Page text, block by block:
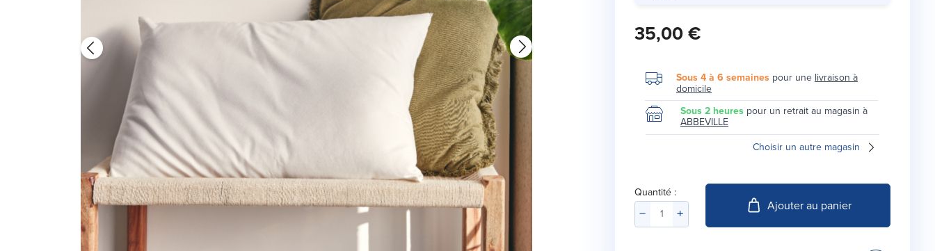
35,00 €
Sous 4 à 6 semaines pour unelivraison à
domicile
Sous 2 heures pour un retrait au magasin à
ABBEVILLE
Choisir un autre magasin
Quantité :
Ajouter au panier